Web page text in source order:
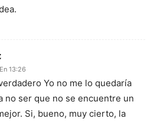
13:26
Yo no me lo quedaría
no ser que no se encuentre un
Si, bueno, muy cierto, la